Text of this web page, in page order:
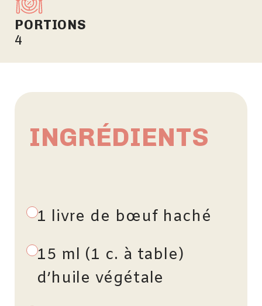
PORTIONS
4
INGRÉDIENTS
1 livre de bœuf haché
15 ml (1 c. à table)
d’huile végétale